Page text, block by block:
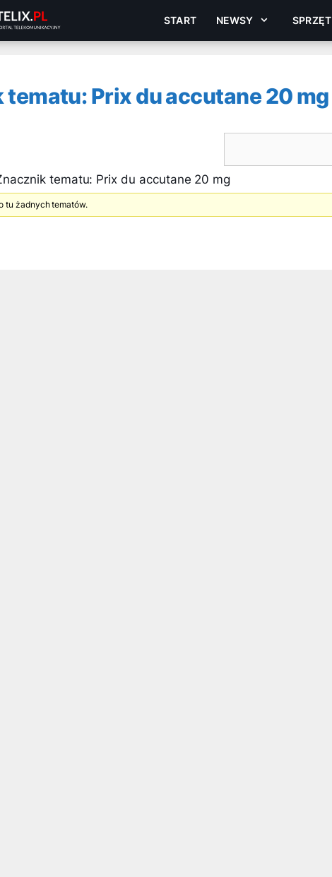
START NEWSY SPRZĘT
tematu: Prix du accutane 20 mg
tematu: Prix du accutane 20 mg
tu żadnych tematów.